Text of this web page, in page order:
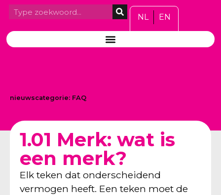
NL EN
nieuwscategorie: FAQ
1.01 Merk: wat is
een merk?
Elk teken dat onderscheidend
vermogen heeft. Een teken moet de